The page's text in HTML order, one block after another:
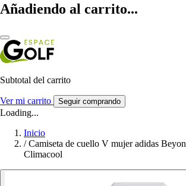
Añadiendo al carrito...
Subtotal del carrito
Ver mi carrito Seguir comprando
Loading...
Inicio
/ Camiseta de cuello V mujer adidas
Climacool